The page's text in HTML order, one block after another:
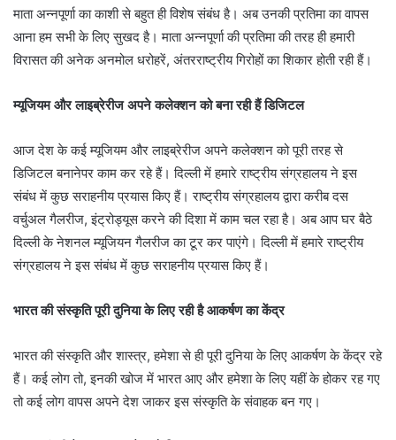
माता अन्नपूर्णा का काशी से बहुत ही विशेष संबंध है। अब उनकी प्रतिमा का वापस
आना हम सभी के लिए सुखद है। माता अन्नपूर्णा की प्रतिमा की तरह ही हमारी
विरासत की अनेक अनमोल धरोहरें, अंतरराष्ट्रीय गिरोहों का शिकार होती रही हैं।
म्यूजियम और लाइब्रेरीज अपने कलेक्शन को बना रही हैं डिजिटल
आज देश के कई म्यूजियम और लाइब्रेरीज अपने कलेक्शन को पूरी तरह से
डिजिटल बनानेपर काम कर रहे हैं। दिल्ली में हमारे राष्ट्रीय संग्रहालय ने इस
संबंध में कुछ सराहनीय प्रयास किए हैं। राष्ट्रीय संग्रहालय द्वारा करीब दस
वर्चुअल गैलरीज, इंट्रोड्यूस करने की दिशा में काम चल रहा है। अब आप घर बैठे
दिल्ली के नेशनल म्यूजियन गैलरीज का टूर कर पाएंगे। दिल्ली में हमारे राष्ट्रीय
संग्रहालय ने इस संबंध में कुछ सराहनीय प्रयास किए हैं।
भारत की संस्कृति पूरी दुनिया के लिए रही है आकर्षण का केंद्र
भारत की संस्कृति और शास्त्र, हमेशा से ही पूरी दुनिया के लिए आकर्षण के केंद्र रहे
हैं। कई लोग तो, इनकी खोज में भारत आए और हमेशा के लिए यहीं के होकर रह गए
तो कई लोग वापस अपने देश जाकर इस संस्कृति के संवाहक बन गए।